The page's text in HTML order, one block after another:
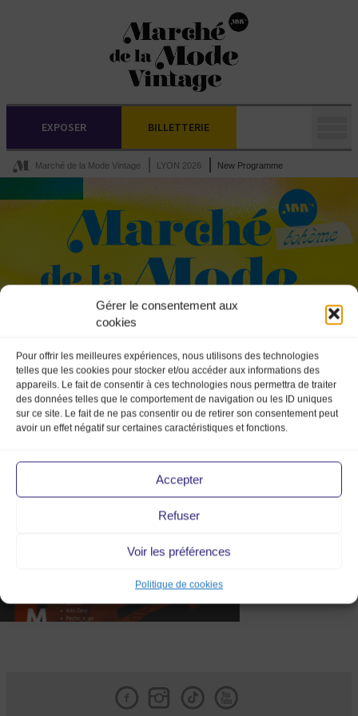
Gérer le consentement aux
cookies
Pour offrir les meilleures expériences, nous utilisons des technologies
telles que les cookies pour stocker et/ou accéder aux informations des
appareils. Le fait de consentir à ces technologies nous permettra de traiter
des données telles que le comportement de navigation ou les ID uniques
sur ce site. Le fait de ne pas consentir ou de retirer son consentement peut
avoir un effet négatif sur certaines caractéristiques et fonctions.
Accepter
Refuser
Voir les préférences
Politique de cookies
EXPOSER BILLETTERIE
Marché de la Mode Vintage LYON 2026 New Programme
New Programme